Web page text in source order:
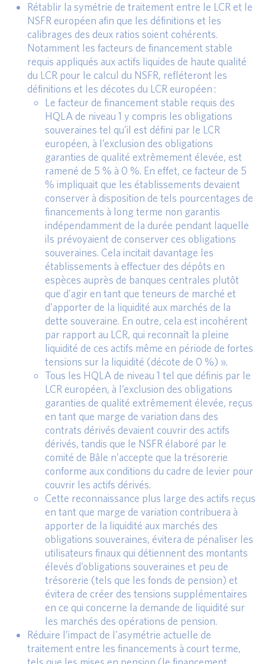
Rétablir la symétrie de traitement entre le LCR et le
NSFR européen afin que les définitions et les
calibrages des deux ratios soient cohérents.
Notamment les facteurs de financement stable
requis appliqués aux actifs liquides de haute qualité
du LCR pour le calcul du NSFR, refléteront les
définitions et les décotes du LCR européen :
Le facteur de financement stable requis des
HQLA de niveau 1 y compris les obligations
souveraines tel qu’il est défini par le LCR
européen, à l’exclusion des obligations
garanties de qualité extrêmement élevée, est
ramené de 5 % à 0 %. En effet, ce facteur de 5
% impliquait que les établissements devaient
conserver à disposition de tels pourcentages de
financements à long terme non garantis
indépendamment de la durée pendant laquelle
ils prévoyaient de conserver ces obligations
souveraines. Cela incitait davantage les
établissements à effectuer des dépôts en
espèces auprès de banques centrales plutôt
que d’agir en tant que teneurs de marché et
d’apporter de la liquidité aux marchés de la
dette souveraine. En outre, cela est incohérent
par rapport au LCR, qui reconnaît la pleine
liquidité de ces actifs même en période de fortes
tensions sur la liquidité (décote de 0 %) ».
Tous les HQLA de niveau 1 tel que définis par le
LCR européen, à l’exclusion des obligations
garanties de qualité extrêmement élevée, reçus
en tant que marge de variation dans des
contrats dérivés devaient couvrir des actifs
dérivés, tandis que le NSFR élaboré par le
comité de Bâle n’accepte que la trésorerie
conforme aux conditions du cadre de levier pour
couvrir les actifs dérivés.
Cette reconnaissance plus large des actifs reçus
en tant que marge de variation contribuera à
apporter de la liquidité aux marchés des
obligations souveraines, évitera de pénaliser les
utilisateurs finaux qui détiennent des montants
élevés d’obligations souveraines et peu de
trésorerie (tels que les fonds de pension) et
évitera de créer des tensions supplémentaires
en ce qui concerne la demande de liquidité sur
les marchés des opérations de pension.
Réduire l’impact de l’asymétrie actuelle de
traitement entre les financements à court terme,